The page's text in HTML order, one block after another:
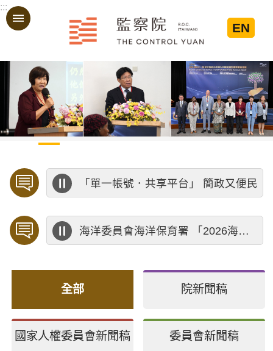
跳到主要內容區塊
:::
EN
歡迎預約「臨櫃陳情」，陳情受理中心將優先排定人員與您接談，釐清案情爭點後收案處理，以節省您的寶貴時間。
公務人員應廉潔自持、利益迴避、依法公正執行公務～考試院公務人員保障暨培訓委員會～
全部 院新聞稿
國家人權委員會新聞稿 委員會新聞稿